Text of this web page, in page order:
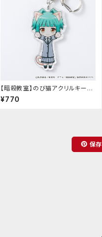
【暗殺教室】のび猫アクリルキーホ
ルダー（茅野 カエデ）
¥770
保存